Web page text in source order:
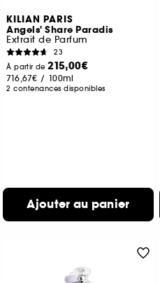
KILIAN PARIS
Angels' Share Paradis
Extrait de Parfum
23
À partir de215,00€
716,67€ / 100ml
2 contenances disponibles
Ajouter au panier